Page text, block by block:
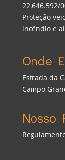
22.646.592/
Proteção
incêndio e
Onde
Estrada da
Campo
Nosso